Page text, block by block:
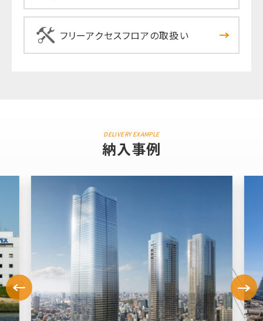
フリーアクセスフロアの取扱い
DELIVERY EXAMPLE
納入事例